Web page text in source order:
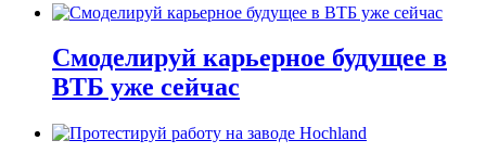
Смоделируй карьерное будущее в
ВТБ уже сейчас